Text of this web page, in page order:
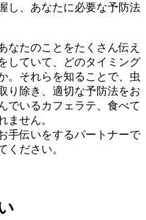
し、あなたに必要な予防法
なたのことをたくさん伝え
していて、どのタイミング
。それらを知ることで、虫
り除き、適切な予防法をお
でいるカフェラテ、食べて
ません。
手伝いをするパートナーで
ください。